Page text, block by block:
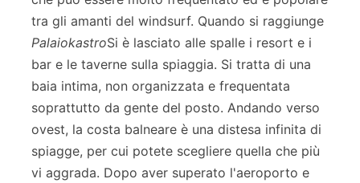
tra gli amanti del windsurf. Quando si raggiunge
PalaiokastroSi è lasciato alle spalle i resort e i
bar e le taverne sulla spiaggia. Si tratta di una
baia intima, non organizzata e frequentata
soprattutto da gente del posto. Andando verso
ovest, la costa balneare è una distesa infinita di
spiagge, per cui potete scegliere quella che più
vi aggrada. Dopo aver superato l'aeroporto e